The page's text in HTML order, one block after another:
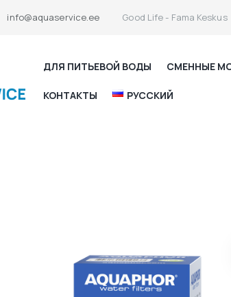
info@aquaservice.ee Good Life - Fama Keskus
ДЛЯ ПИТЬЕВОЙ ВОДЫ СМЕННЫЕ
КОНТАКТЫ РУССКИЙ